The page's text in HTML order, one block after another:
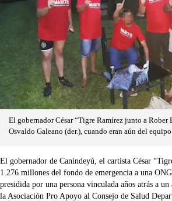
El gobernador César “Tigre Ramírez junto a Rober
Osvaldo Galeano (der.), cuando eran aún del
El gobernador de Canindeyú, el cartista César
1.276 millones del fondo de emergencia a una
presidida por una persona vinculada años atrás a
la Asociación Pro Apoyo al Consejo de Salud